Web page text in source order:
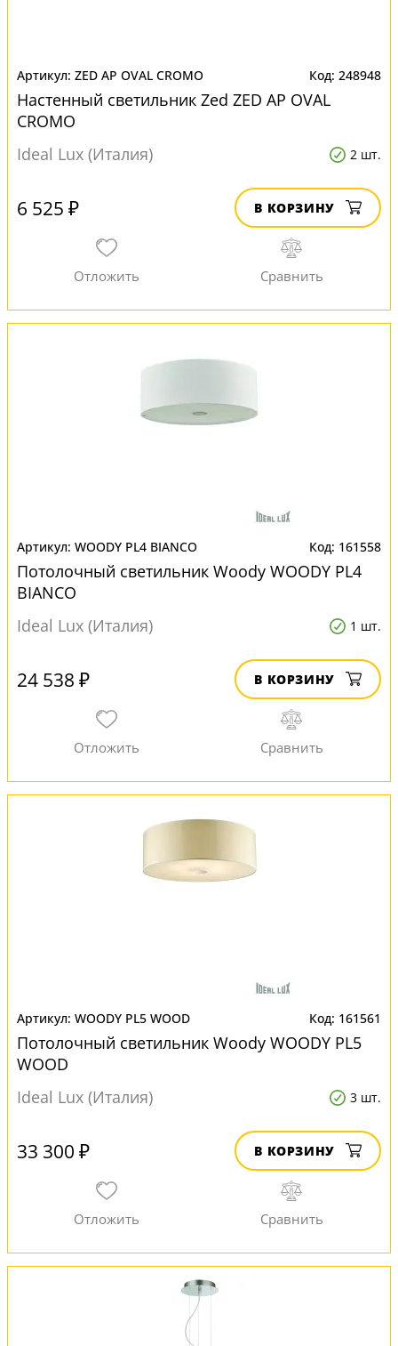
ZED AP OVAL CROMO 248948
Настенный светильник Zed ZED AP OVAL
CROMO
Ideal Lux (Италия)
2 шт.
6 525 ₽ В КОРЗИНУ
WOODY PL4 BIANCO 161558
Потолочный светильник Woody WOODY PL4
BIANCO
Ideal Lux (Италия)
1 шт.
24 538 ₽ В КОРЗИНУ
WOODY PL5 WOOD 161561
Потолочный светильник Woody WOODY PL5
WOOD
Ideal Lux (Италия)
3 шт.
33 300 ₽ В КОРЗИНУ